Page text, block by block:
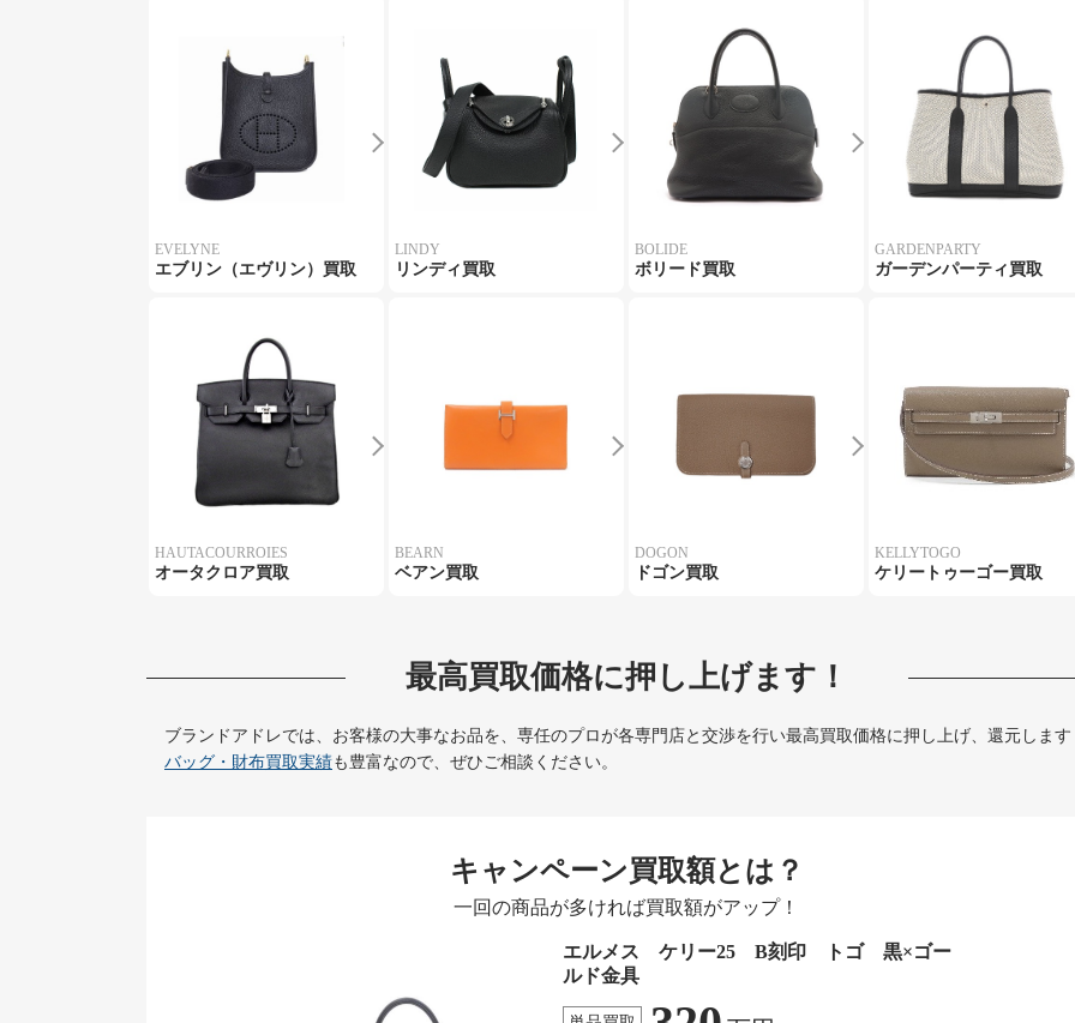
EVELYNE
エブリン（エヴリン）買取
LINDY
リンディ買取
BOLIDE
ボリード買取
GARDENPARTY
ガーデンパーティ買取
HAUTACOURROIES
オータクロア買取
BEARN
ベアン買取
DOGON
ドゴン買取
KELLYTOGO
ケリートゥーゴー買取
最高買取価格に押し上げます！
ブランドアドレでは、お客様の大事なお品を、専任のプロが各専門店と交渉を行い最高買取価格に押し上げ、還元します
バッグ・財布買取実績も豊富なので、ぜひご相談ください。
キャンペーン買取額とは？
一回の商品が多ければ買取額がアップ！
エルメス ケリー25 B刻印 トゴ 黒×ゴー
ルド金具